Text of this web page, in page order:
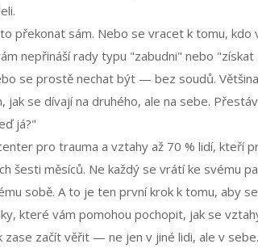
překonat sám. Nebo se vracet k tomu,
nepřináší rady typu "zabudni" nebo
se prostě nechat být — bez soudů.
jak se dívají na druhého, ale na sebe.
já?"
pro trauma a vztahy až 70 % lidí, kteří
šesti měsíců. Ne každý se vrátí ke svému
sobě. A to je ten první krok k tomu, aby
které vám pomohou pochopit, jak se
začít věřit — ne jen v jiné lidi, ale v